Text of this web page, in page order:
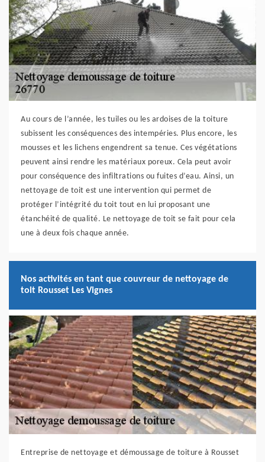
Au cours de l’année, les tuiles ou les ardoises de la toiture
subissent les conséquences des intempéries. Plus encore, les
mousses et les lichens engendrent sa tenue. Ces végétations
peuvent ainsi rendre les matériaux poreux. Cela peut avoir
pour conséquence des infiltrations ou fuites d’eau. Ainsi, un
nettoyage de toit est une intervention qui permet de
protéger l’intégrité du toit tout en lui proposant une
étanchéité de qualité. Le nettoyage de toit se fait pour cela
une à deux fois chaque année.
Nos activités en tant que couvreur de nettoyage de
toit Rousset Les Vignes
Entreprise de nettoyage et démoussage de toiture à Rousset